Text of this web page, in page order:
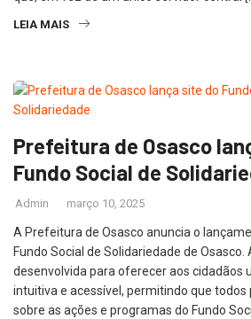
LEIA MAIS
Prefeitura de Osasco
Fundo Social de
Admin março 10, 2025
A Prefeitura de Osasco anuncia o
Fundo Social de Solidariedade de
desenvolvida para oferecer aos cidadãos
intuitiva e acessível, permitindo que
sobre as ações e programas do Fundo